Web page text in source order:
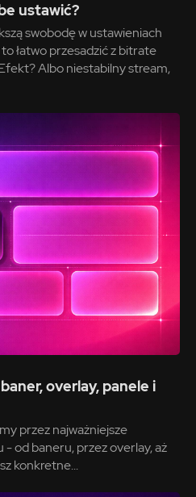
ustawić?
swobodę w ustawieniach
łatwo przesadzić z bitrate
Albo niestabilny stream,
overlay, panele i
przez najważniejsze
od baneru, przez overlay, aż
konkretne...